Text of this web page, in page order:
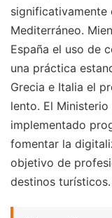
significativamente
Mediterráneo.
España el uso de
una práctica
Grecia e Italia el
lento. El
implementado
fomentar la
objetivo de
destinos turísticos.